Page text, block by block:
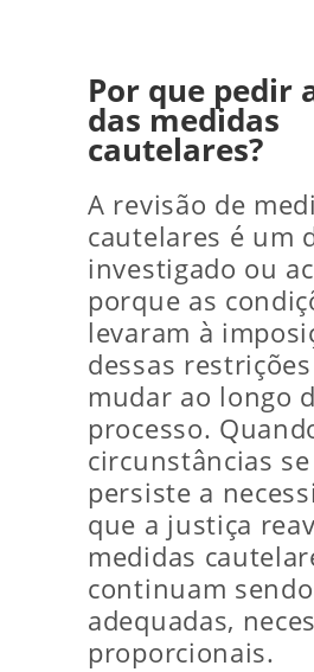
Por que pedir
das medidas
cautelares?
A revisão de
cautelares é um
investigado ou
porque as
levaram à
dessas
mudar ao longo
processo.
circunstâncias
persiste a
que a justiça
medidas
continuam sendo
adequadas,
proporcionais.